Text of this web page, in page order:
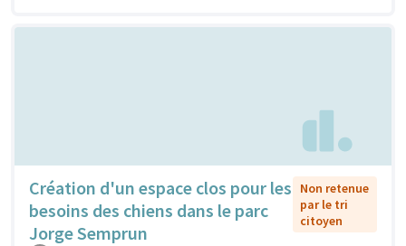
Création d'un espace clos pour les
besoins des chiens dans le parc
Jorge Semprun
Non retenue
par le tri
citoyen